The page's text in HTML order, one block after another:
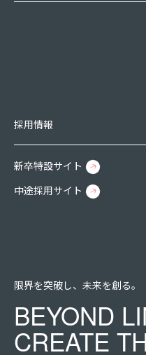
採用情報
新卒特設サイト
中途採用サイト
限界を突破し、未来を創る。
BEYOND
CREATE